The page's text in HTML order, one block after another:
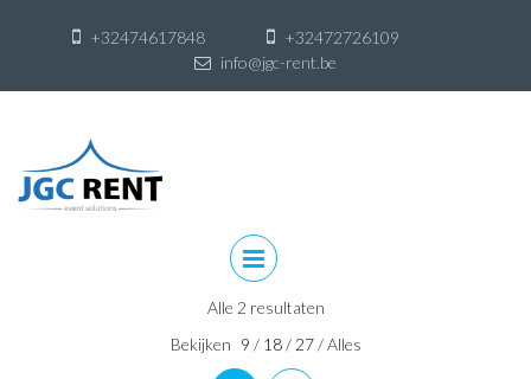
+32474617848
+32472726109
info@jgc-rent.be
Skip
Alle 2 resultaten
Bekijken 9 / 18/ 27/ Alles